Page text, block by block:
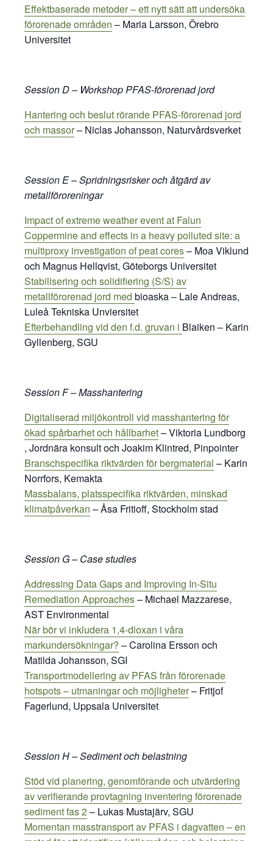
Effektbaserade metoder – ett nytt sätt att undersöka
förorenade områden – Maria Larsson, Örebro
Universitet
Session D – WorkshopPFAS-förorenad jord
Hantering och beslut rörande PFAS-förorenad jord
och massor– Niclas Johansson, Naturvårdsverket
Session E – Spridningsrisker och åtgärd av
metallföroreningar
Impact of extreme weather event at Falun
Coppermine and effects in a heavy polluted site: a
multiproxy investigation of peat cores– Moa Viklund
och Magnus Hellqvist, Göteborgs Universitet
Stabilisering och solidifiering (S/S) av
metallförorenad jord med bioaska – Lale Andreas,
Luleå Tekniska Unviersitet
Efterbehandling vid den f.d. gruvan i Blaiken – Karin
Gyllenberg, SGU
Session F – Masshantering
Digitaliserad miljökontroll vid masshantering för
ökad spårbarhet och hållbarhet– Viktoria Lundborg
, Jordnära konsult och Joakim Klintred, Pinpointer
Branschspecifika riktvärden för bergmaterial – Karin
Norrfors, Kemakta
Massbalans, platsspecifika riktvärden, minskad
klimatpåverkan –Åsa Fritioff, Stockholm stad
Session G – Case studies
Addressing Data Gaps and Improving In-Situ
Remediation Approaches– Michael Mazzarese,
AST Environmental
När bör vi inkludera 1,4-dioxan i våra
markundersökningar? – Carolina Ersson och
Matilda Johansson, SGI
Transportmodellering av PFAS från förorenade
hotspots – utmaningar och möjligheter– Fritjof
Fagerlund, Uppsala Universitet
Session H – Sediment och belastning
Stöd vid planering, genomförande och utvärdering
av verifierande provtagning inventering förorenade
sediment fas 2– Lukas Mustajärv, SGU
Momentan masstransport av PFAS i dagvatten – en